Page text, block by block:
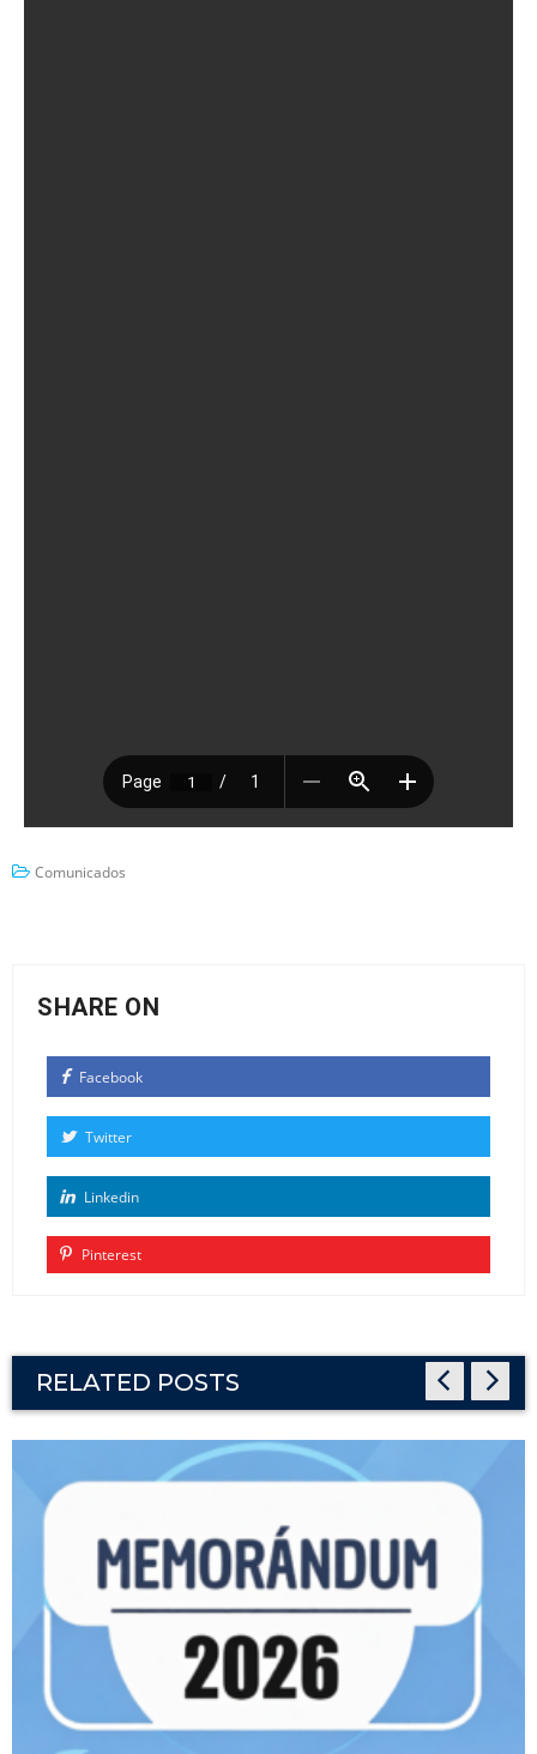
Comunicados
SHARE ON
Facebook
Twitter
Linkedin
Pinterest
RELATED POSTS